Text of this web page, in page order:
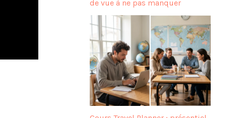
de vue à ne pas manquer